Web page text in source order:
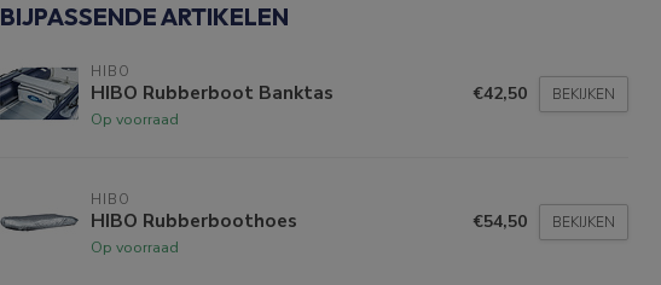
BIJPASSENDE ARTIKELEN
HIBO
HIBO Rubberboot Banktas
Op voorraad
€42,50 BEKIJKEN
HIBO
HIBO Rubberboothoes
Op voorraad
€54,50 BEKIJKEN